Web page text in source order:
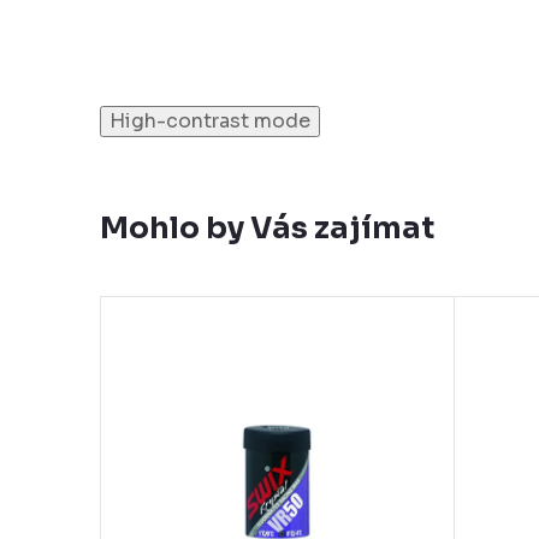
High-contrast mode
Mohlo by Vás zajímat